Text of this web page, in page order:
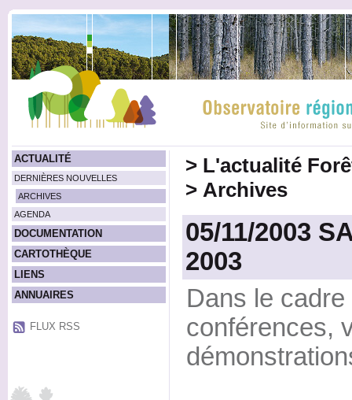
ACTUALITÉ
DERNIÈRES NOUVELLES
ARCHIVES
AGENDA
DOCUMENTATION
CARTOTHÈQUE
LIENS
ANNUAIRES
FLUX RSS
> L'actualité
> Archives
05/11/2003
2003
Dans le
conférences,